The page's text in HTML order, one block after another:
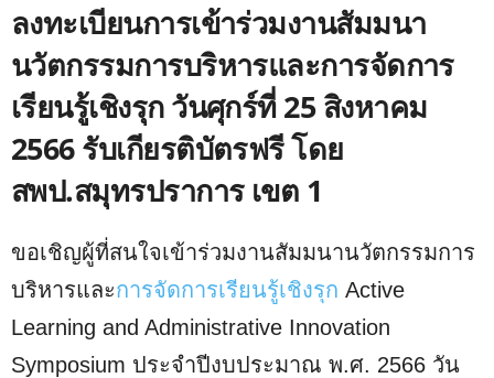
ลงทะเบียนการเข้าร่วมงานสัมมนา
นวัตกรรมการบริหารและการจัดการ
เรียนรู้เชิงรุก วันศุกร์ที่ 25 สิงหาคม
2566 รับเกียรติบัตรฟรี โดย
สพป.สมุทรปราการ เขต 1
ขอเชิญผู้ที่สนใจเข้าร่วมงานสัมมนานวัตกรรมการ
บริหารและการจัดการเรียนรู้เชิงรุก Active
Learning and Administrative Innovation
Symposium ประจำปีงบประมาณ พ.ศ. 2566 วัน